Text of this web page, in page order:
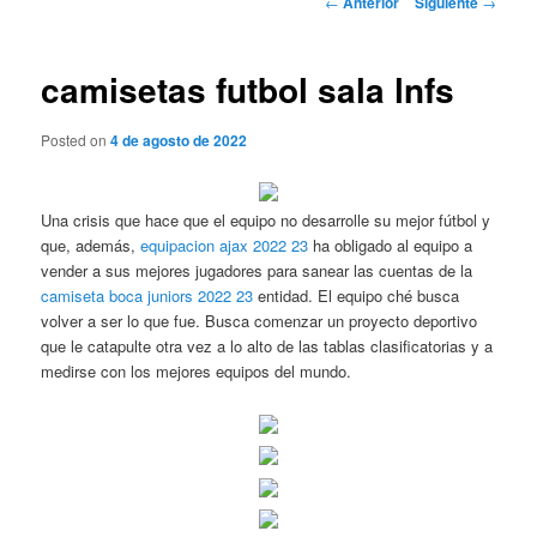
camisetas futbol sala lnfs
Posted on4 de agosto de 2022
Una crisis que hace que el equipo no desarrolle su mejor fútbol y
que, además,equipacion ajax 2022 23 ha obligado al equipo a
vender a sus mejores jugadores para sanear las cuentas de la
camiseta boca juniors 2022 23 entidad. El equipo ché busca
volver a ser lo que fue. Busca comenzar un proyecto deportivo
que le catapulte otra vez a lo alto de las tablas clasificatorias y a
medirse con los mejores equipos del mundo.